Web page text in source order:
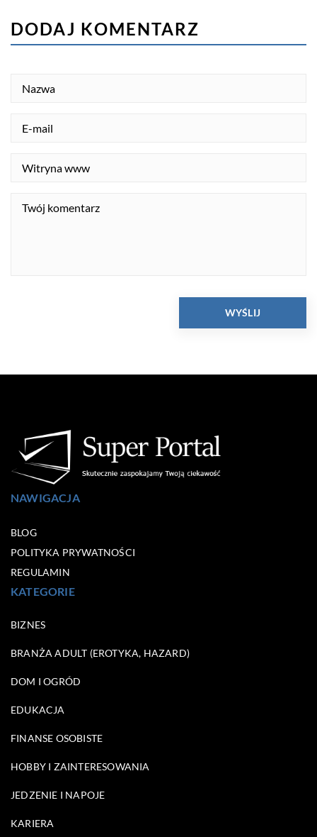
DODAJ KOMENTARZ
NAWIGACJA
BLOG
POLITYKA PRYWATNOŚCI
REGULAMIN
KATEGORIE
BIZNES
BRANŻA ADULT (EROTYKA, HAZARD)
DOM I OGRÓD
EDUKACJA
FINANSE OSOBISTE
HOBBY I ZAINTERESOWANIA
JEDZENIE I NAPOJE
KARIERA